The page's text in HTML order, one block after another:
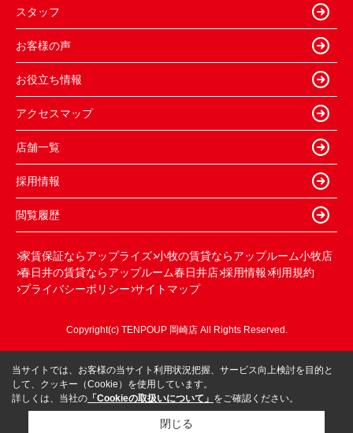
スタッフ
お客様の声
お役立ち情報
アクセスマップ
店舗一覧
採用情報
閲覧履歴
家賃保証ならアップライズ 小牧の賃貸ならアップルーム小牧店
春日井の賃貸ならアップルーム春日井店 採用情報 利用規約
プライバシーポリシー サイトマップ
Copyright(c) TENPOUP 岡崎店 All Rights Reserved.
当サイトでは、お客様の当サイト利用状況把握、サービス向上検討を目的と
して、クッキー（Cookie）を使用しています。
詳しくは、当社の 「Cookieの取扱いについて」 をご確認ください。
閉じる